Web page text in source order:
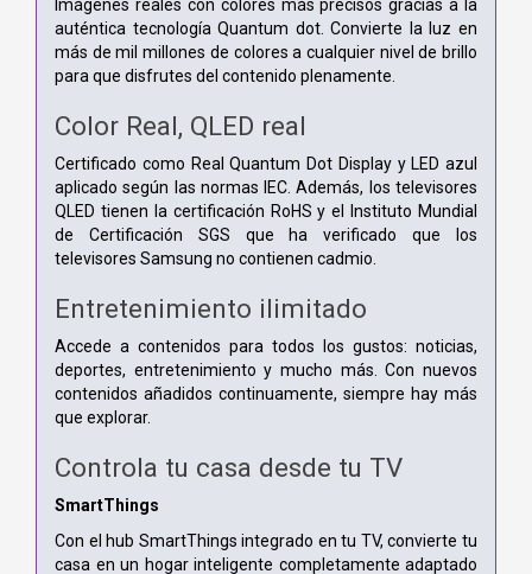
Imágenes reales con colores más precisos gracias a la
auténtica tecnología Quantum dot. Convierte la luz en
más de mil millones de colores a cualquier nivel de brillo
para que disfrutes del contenido plenamente.
Color Real, QLED real
Certificado como Real Quantum Dot Display y LED azul
aplicado según las normas IEC. Además, los televisores
QLED tienen la certificación RoHS y el Instituto Mundial
de Certificación SGS que ha verificado que los
televisores Samsung no contienen cadmio.
Entretenimiento ilimitado
Accede a contenidos para todos los gustos: noticias,
deportes, entretenimiento y mucho más. Con nuevos
contenidos añadidos continuamente, siempre hay más
que explorar.
Controla tu casa desde tu TV
SmartThings
Con el hub SmartThings integrado en tu TV, convierte tu
casa en un hogar inteligente completamente adaptado